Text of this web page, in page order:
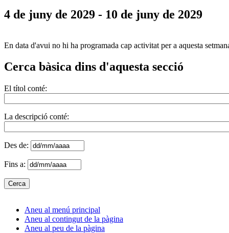
4 de juny de 2029 - 10 de juny de 2029
En data d'avui no hi ha programada cap activitat per a aquesta
Cerca bàsica dins d'aquesta secció
El títol conté:
La descripció conté:
Des de:
Fins a:
Aneu al menú principal
Aneu al contingut de la pàgina
Aneu al peu de la pàgina